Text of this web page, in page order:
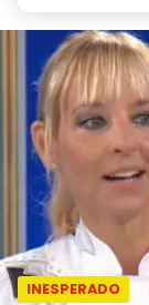
INESPERADO